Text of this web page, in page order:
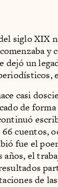
siglo XIX
y
dejó un
casi
de
cuentos,
fue el
años, el
de